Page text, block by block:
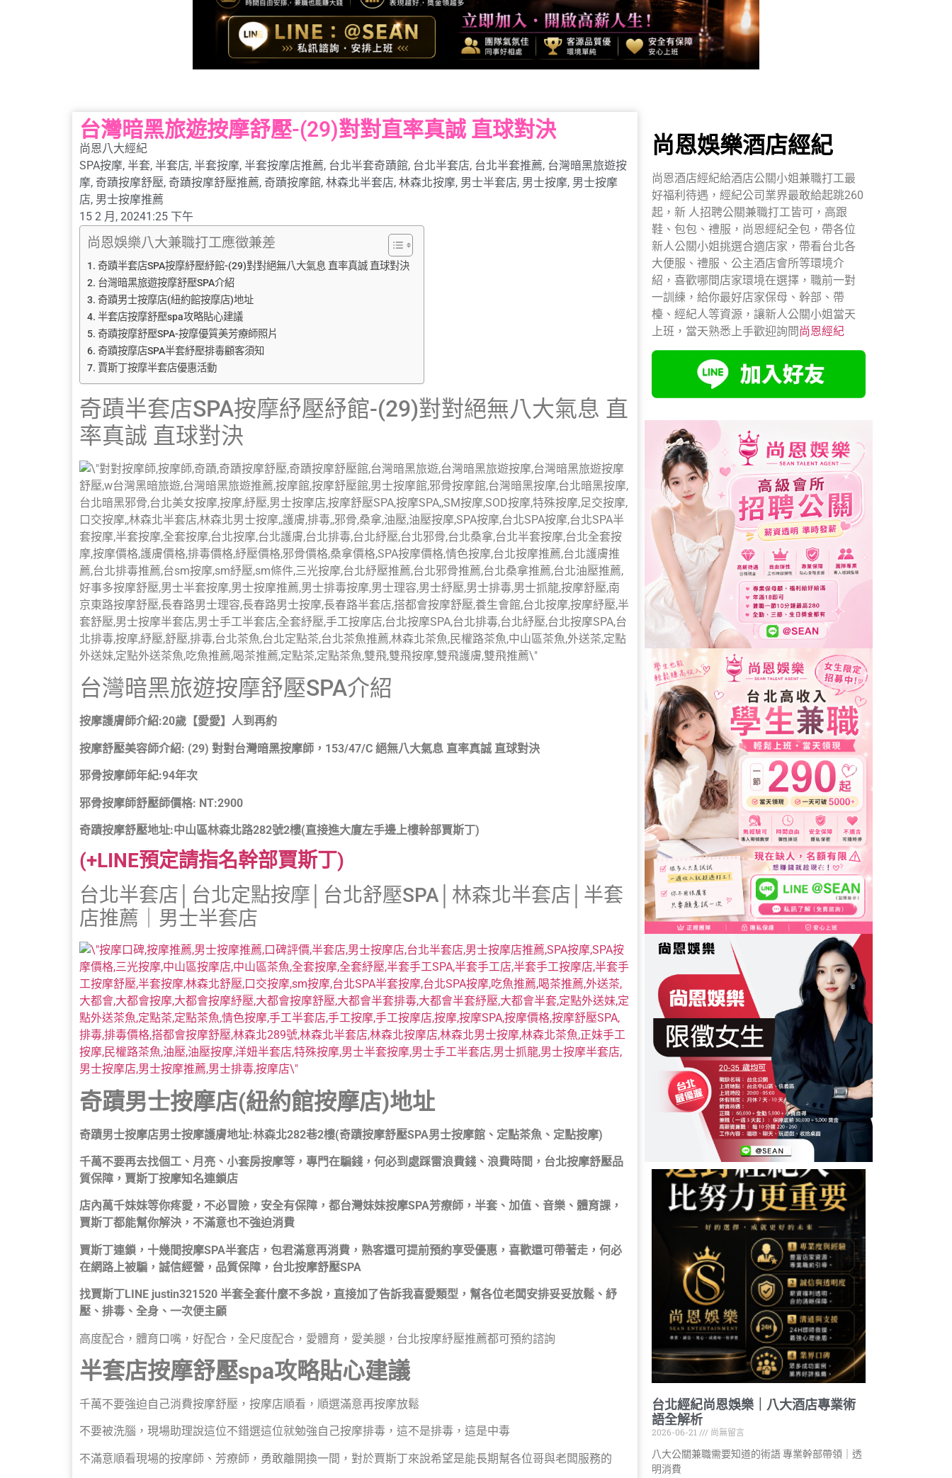
台灣暗黑旅遊按摩舒壓-(29)對對直率真誠 直球對決
尚恩八大經紀
SPA按摩, 半套, 半套店, 半套按摩, 半套按摩店推薦, 台北半套奇蹟館, 台北半套店, 台北半套推薦, 台灣暗黑旅遊按
摩, 奇蹟按摩舒壓, 奇蹟按摩舒壓推薦, 奇蹟按摩館, 林森北半套店, 林森北按摩, 男士半套店, 男士按摩, 男士按摩
店, 男士按摩推薦
15 2 月, 20241:25 下午
尚恩娛樂八大兼職打工應徵兼差
奇蹟半套店SPA按摩紓壓紓館-(29)對對絕無八大氣息 直率真誠 直球對決
台灣暗黑旅遊按摩舒壓SPA介紹
奇蹟男士按摩店(紐約館按摩店)地址
半套店按摩舒壓spa攻略貼心建議
奇蹟按摩舒壓SPA-按摩優質美芳療師照片
奇蹟按摩店SPA半套紓壓排毒顧客須知
賈斯丁按摩半套店優惠活動
奇蹟半套店SPA按摩紓壓紓館-(29)對對絕無八大氣息 直
率真誠 直球對決
台灣暗黑旅遊按摩舒壓SPA介紹
按摩護膚師介紹:20歲【愛愛】人到再約
按摩舒壓美容師介紹: (29) 對對台灣暗黑按摩師，153/47/C 絕無八大氣息 直率真誠 直球對決
邪骨按摩師年紀:94年次
邪骨按摩師舒壓師價格: NT:2900
奇蹟按摩舒壓地址:中山區林森北路282號2樓(直接進大廈左手邊上樓幹部賈斯丁)
(+LINE預定請指名幹部賈斯丁)
台北半套店│台北定點按摩│台北舒壓SPA│林森北半套店│半套
店推薦｜男士半套店
奇蹟男士按摩店(紐約館按摩店)地址
奇蹟男士按摩店男士按摩護膚地址:林森北282巷2樓(奇蹟按摩舒壓SPA男士按摩館、定點茶魚、定點按摩)
千萬不要再去找個工、月亮、小套房按摩等，專門在騙錢，何必到處踩雷浪費錢、浪費時間，台北按摩舒壓品
質保障，賈斯丁按摩知名連鎖店
店內萬千妹妹等你疼愛，不必冒險，安全有保障，都台灣妹妹按摩SPA芳療師，半套、加值、音樂、體育課，
賈斯丁都能幫你解決，不滿意也不強迫消費
賈斯丁連鎖，十幾間按摩SPA半套店，包君滿意再消費，熟客還可提前預約享受優惠，喜歡還可帶著走，何必
在網路上被騙，誠信經營，品質保障，台北按摩舒壓SPA
找賈斯丁LINE justin321520 半套全套什麼不多說，直接加了告訴我喜愛類型，幫各位老闆安排妥妥放鬆、紓
壓、排毒、全身、一次便主顧
高度配合，體育口嘴，好配合，全尺度配合，愛體育，愛美腿，台北按摩紓壓推薦都可預約諮詢
半套店按摩舒壓spa攻略貼心建議
千萬不要強迫自己消費按摩舒壓，按摩店順看，順選滿意再按摩放鬆
不要被洗腦，現場助理說這位不錯選這位就勉強自己按摩排毒，這不是排毒，這是中毒
不滿意順看現場的按摩師、芳療師，勇敢離開換一間，對於賈斯丁來說希望是能長期幫各位哥與老闆服務的
尚恩娛樂酒店經紀
尚恩酒店經紀給酒店公關小姐兼職打工最
好福利待遇，經紀公司業界最敢給起跳260
起，新 人招聘公關兼職打工皆可，高跟
鞋、包包、禮服，尚恩經紀全包，帶各位
新人公關小姐挑選合適店家，帶看台北各
大便服、禮服、公主酒店會所等環境介
紹，喜歡哪間店家環境在選擇，職前一對
一訓練，給你最好店家保母、幹部、帶
檯、經紀人等資源，讓新人公關小姐當天
上班，當天熟悉上手歡迎詢問 尚恩經紀
台北經紀尚恩娛樂｜八大酒店專業術
語全解析
2026-06-21
尚無留言
八大公關兼職需要知道的術語 專業幹部帶領｜透
明消費